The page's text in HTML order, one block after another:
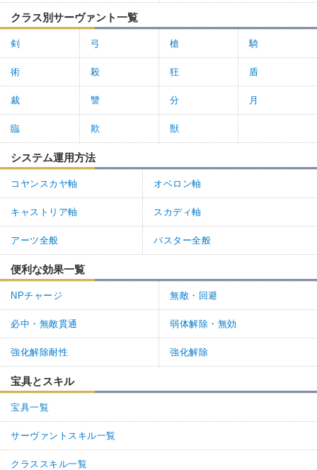
クラス別サーヴァント一覧
剣 弓 槍 騎
術 殺 狂 盾
裁 讐 分 月
臨 欺 獣
システム運用方法
コヤンスカヤ軸 オベロン軸
キャストリア軸 スカディ軸
アーツ全般 バスター全般
便利な効果一覧
NPチャージ 無敵・回避
必中・無敵貫通 弱体解除・無効
強化解除耐性 強化解除
宝具とスキル
宝具一覧
サーヴァントスキル一覧
クラススキル一覧